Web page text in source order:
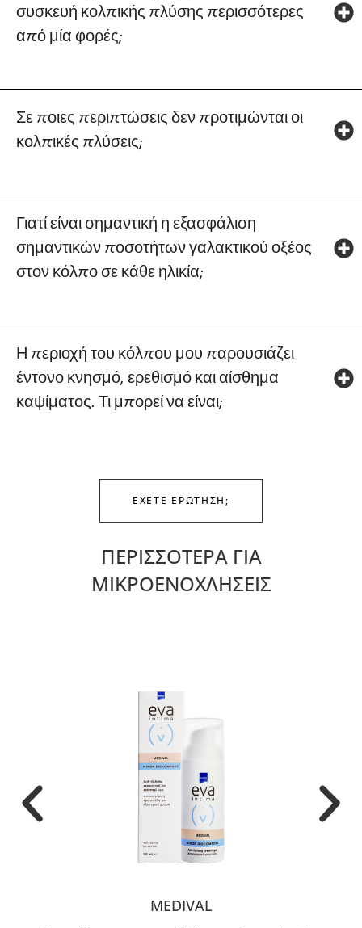
συσκευή κολπικής πλύσης περισσότερες
από μία φορές;
Σε ποιες περιπτώσεις δεν προτιμώνται οι
κολπικές πλύσεις;
Γιατί είναι σημαντική η εξασφάλιση
σημαντικών ποσοτήτων γαλακτικού οξέος
στον κόλπο σε κάθε ηλικία;
Η περιοχή του κόλπου μου παρουσιάζει
έντονο κνησμό, ερεθισμό και αίσθημα
καψίματος. Τι μπορεί να είναι;
ΕΧΕΤΕ ΕΡΩΤΗΣΗ;
ΠΕΡΙΣΣΟΤΕΡΑ ΓΙΑ
ΜΙΚΡΟΕΝΟΧΛΗΣΕΙΣ
MEDIVAL